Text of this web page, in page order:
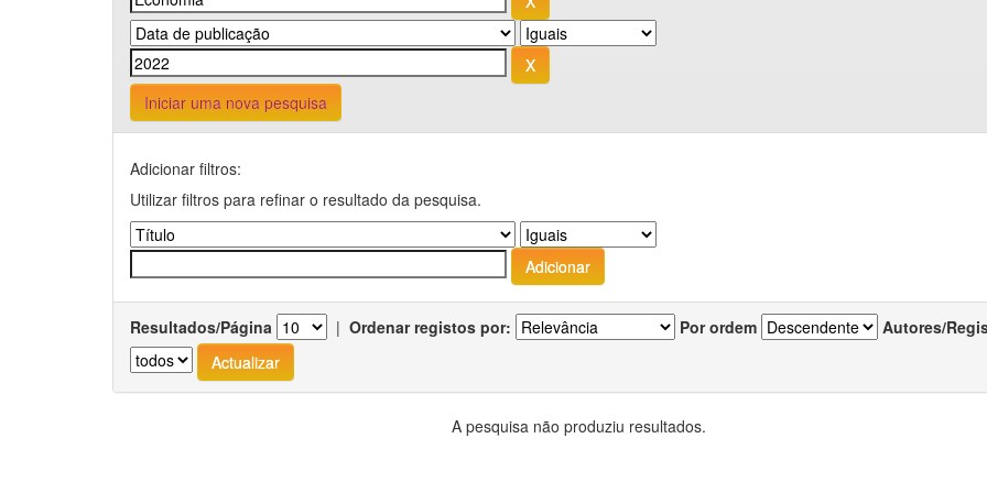
Iniciar uma nova pesquisa
Adicionar filtros:
Utilizar filtros para refinar o resultado da pesquisa.
Resultados/Página | Ordenar registos por: Por ordem Autores/
A pesquisa não produziu resultados.